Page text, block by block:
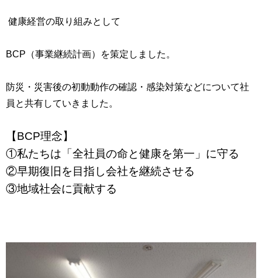
健康経営の取り組みとして
BCP（事業継続計画）を策定しました。
防災・災害後の初動動作の確認・感染対策などについて社
員と共有していきました。
【BCP理念】
①私たちは「全社員の命と健康を第一」に守る
②早期復旧を目指し会社を継続させる
③地域社会に貢献する